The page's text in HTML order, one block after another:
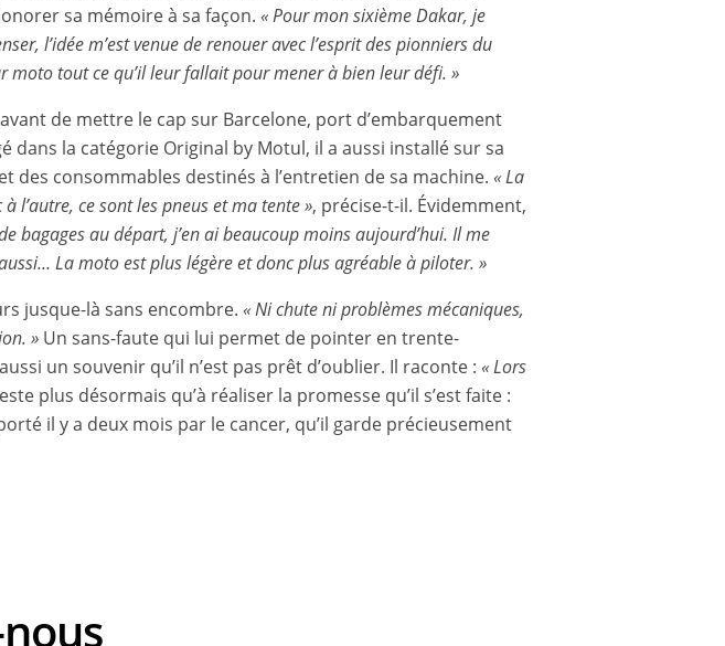
sa mémoire à sa façon. « Pour mon sixième Dakar, je
l’idée m’est venue de renouer avec l’esprit des pionniers du
tout ce qu’il leur fallait pour mener à bien leur défi. »
de mettre le cap sur Barcelone, port d’embarquement
dans la catégorie Original by Motul, il a aussi installé sur sa
des consommables destinés à l’entretien de sa machine. « La
l’autre, ce sont les pneus et ma tente », précise-t-il. Évidemment,
de bagages au départ, j’en ai beaucoup moins aujourd’hui. Il me
La moto est plus légère et donc plus agréable à piloter. »
jusque-là sans encombre. « Ni chute ni problèmes mécaniques,
» Un sans-faute qui lui permet de pointer en trente-
un souvenir qu’il n’est pas prêt d’oublier. Il raconte : « Lors
plus désormais qu’à réaliser la promesse qu’il s’est faite :
il y a deux mois par le cancer, qu’il garde précieusement
nous